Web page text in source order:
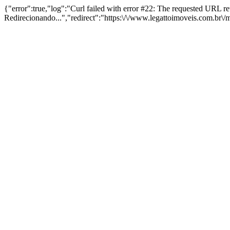
{"error":true,"log":"Curl failed with error #22: The requested URL
Redirecionando...","redirect":"https:\/\/www.legattoimoveis.com.br\/